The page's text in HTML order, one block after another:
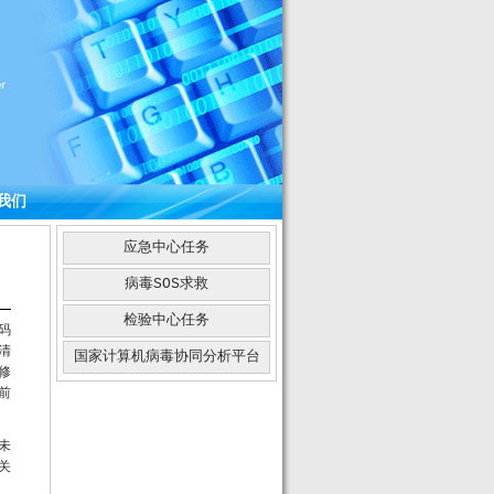
们
应急中心任务
病毒SOS求救
检验中心任务
国家计算机病毒协同分析平台